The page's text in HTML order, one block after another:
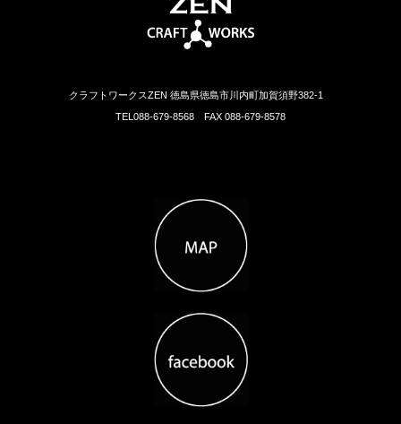
クラフトワークスZEN 徳島県徳島市川内町加賀須野382-1
TEL088-679-8568 FAX 088-679-8578